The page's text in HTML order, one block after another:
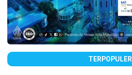
TERPOPULER